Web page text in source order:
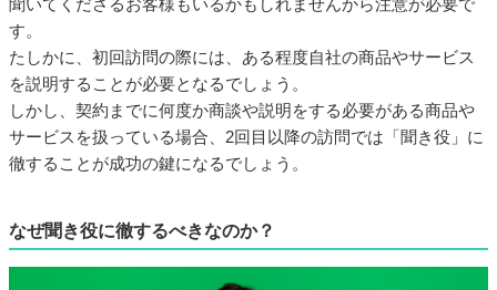
聞いてくださるお客様もいるかもしれませんから注意が必要で
す。
たしかに、初回訪問の際には、ある程度自社の商品やサービス
を説明することが必要となるでしょう。
しかし、契約までに何度か商談や説明をする必要がある商品や
サービスを扱っている場合、2回目以降の訪問では「聞き役」に
徹することが成功の鍵になるでしょう。
なぜ聞き役に徹するべきなのか？